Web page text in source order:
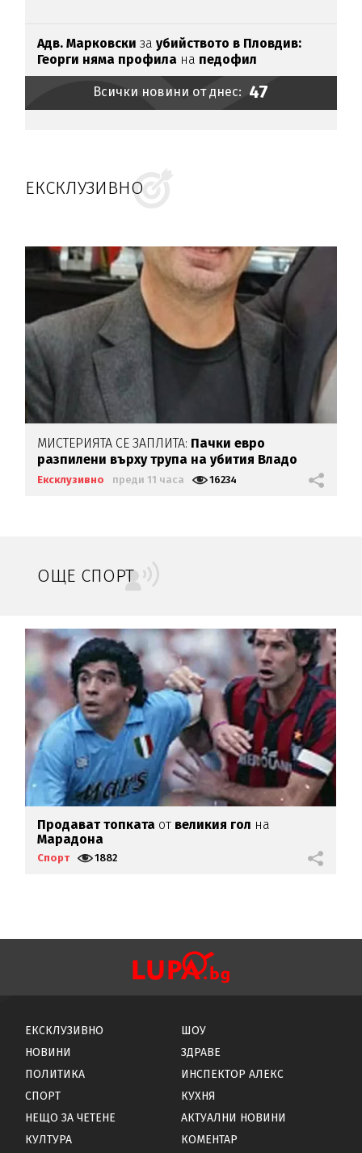
Адв. Марковски заубийството в Пловдив:
Георги няма профила на педофил
Всички новини от днес: 47
ЕКСКЛУЗИВНО
МИСТЕРИЯТА СЕ ЗАПЛИТА: Пачки евро
разпилени върху трупа на убития Владо
Загатото
Ексклузивно преди 11 часа 16234
ОЩЕ СПОРТ
Продават топката от великия гол на
Марадона
Спорт 1882
ЕКСКЛУЗИВНО
НОВИНИ
ПОЛИТИКА
СПОРТ
НЕЩО ЗА ЧЕТЕНЕ
КУЛТУРА
ШОУ
ЗДРАВЕ
ИНСПЕКТОР АЛЕКС
КУХНЯ
АКТУАЛНИ НОВИНИ
КОМЕНТАР